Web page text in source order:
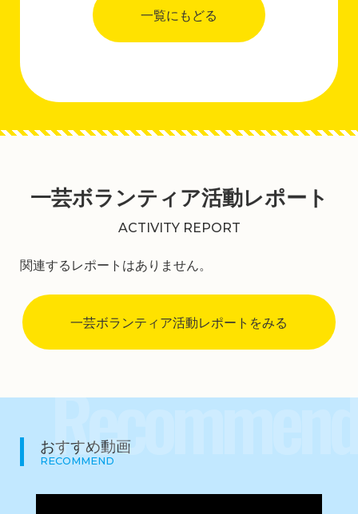
一覧にもどる
一芸ボランティア活動レポート
ACTIVITY REPORT
関連するレポートはありません。
一芸ボランティア活動レポートをみる
Recommend
おすすめ動画
RECOMMEND